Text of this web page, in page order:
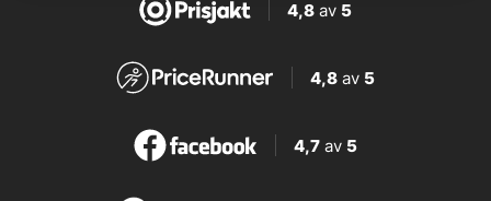
4,8av 5
4,8 av 5
4,7 av 5